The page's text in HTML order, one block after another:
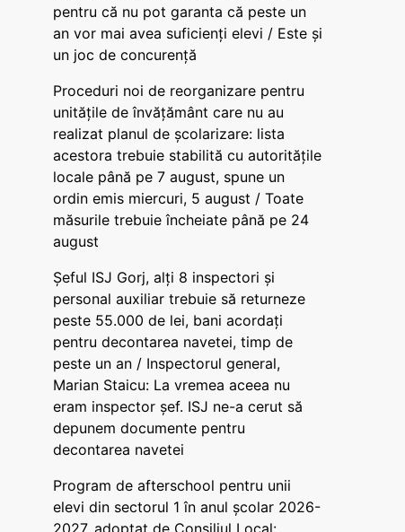
pentru că nu pot garanta că peste un
an vor mai avea suficienți elevi / Este și
un joc de concurență
Proceduri noi de reorganizare pentru
unitățile de învățământ care nu au
realizat planul de școlarizare: lista
acestora trebuie stabilită cu autoritățile
locale până pe 7 august, spune un
ordin emis miercuri, 5 august / Toate
măsurile trebuie încheiate până pe 24
august
Șeful ISJ Gorj, alți 8 inspectori și
personal auxiliar trebuie să returneze
peste 55.000 de lei, bani acordați
pentru decontarea navetei, timp de
peste un an / Inspectorul general,
Marian Staicu: La vremea aceea nu
eram inspector șef. ISJ ne-a cerut să
depunem documente pentru
decontarea navetei
Program de afterschool pentru unii
elevi din sectorul 1 în anul școlar 2026-
2027, adoptat de Consiliul Local: